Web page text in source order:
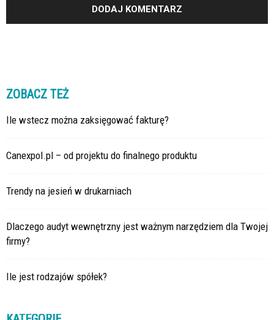
ZOBACZ TEŻ
Ile wstecz można zaksięgować fakturę?
Canexpol.pl – od projektu do finalnego produktu
Trendy na jesień w drukarniach
Dlaczego audyt wewnętrzny jest ważnym narzędziem dla Twojej
firmy?
Ile jest rodzajów spółek?